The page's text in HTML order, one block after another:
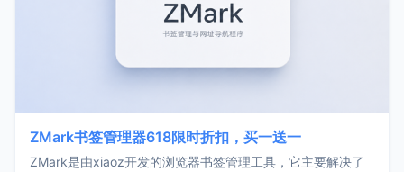
ZMark书签管理器618限时折扣，买一送一
ZMark是由xiaoz开发的浏览器书签管理工具，它主要解决了